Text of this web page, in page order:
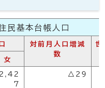
民基本台帳人口
対前月人口増減
数
世
女
2,42
7
△29